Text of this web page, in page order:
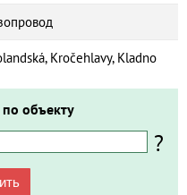
Kročehlavy, Kladno
объекту
?